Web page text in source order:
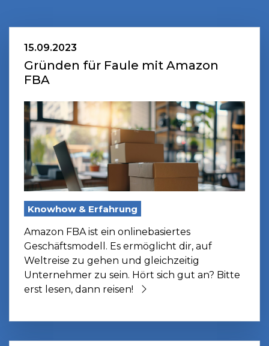
15.09.2023
Gründen für Faule mit Amazon
FBA
Knowhow & Erfahrung
Amazon FBA ist ein onlinebasiertes
Geschäftsmodell. Es ermöglicht dir, auf
Weltreise zu gehen und gleichzeitig
Unternehmer zu sein. Hört sich gut an? Bitte
erst lesen, dann reisen!